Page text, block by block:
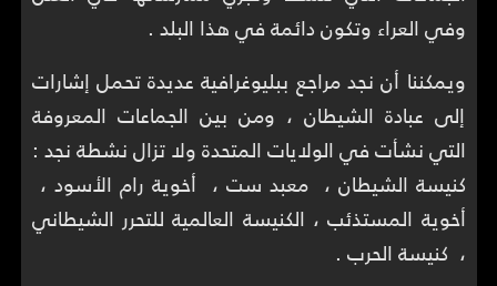
وفي العراء وتكون دائمة في هذا البلد .
ويمكننا أن نجد مراجع ببليوغرافية عديدة تحمل إشارات
إلى عبادة الشيطان ، ومن بين الجماعات المعروفة
التي نشأت في الولايات المتحدة ولا تزال نشطة نجد :
كنيسة الشيطان ، معبد ست ، أخوية رام الأسود ،
أخوية المستذئب ، الكنيسة العالمية للتحرر الشيطاني
، كنيسة الحرب .